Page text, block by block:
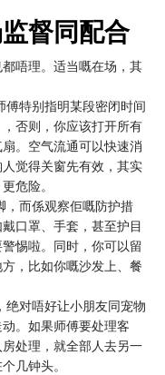
督同配合
唔理。适当嘅在场，其
傅特别指明某段密闭时间
否则，你应该打开所有
。空气流通可以快速消
觉得关窗先有效，其实
危险。
，而係观察佢嘅防护措
口罩、手套，甚至护目
惕啦。同时，你可以留
，比如你嘅沙发上、餐
绝对唔好让小朋友同宠物
。如果师傅要处理客
处理，就全部人去另一
几钟头。